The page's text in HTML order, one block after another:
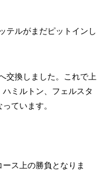
テルがまだピットインし
交換しました。これで上
ミルトン、フェルスタ
ています。
ス上の勝負となりま